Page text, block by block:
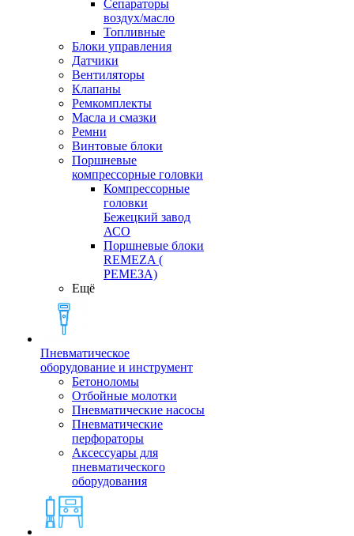
Сепараторы
воздух/масло
Топливные
Блоки управления
Датчики
Вентиляторы
Клапаны
Ремкомплекты
Масла и смазки
Ремни
Винтовые блоки
Поршневые
компрессорные головки
Компрессорные
головки
Бежецкий завод
АСО
Поршневые блоки
REMEZA (
РЕМЕЗА)
Ещё
Пневматическое
оборудование и инструмент
Бетоноломы
Отбойные молотки
Пневматические насосы
Пневматические
перфораторы
Аксессуары для
пневматического
оборудования